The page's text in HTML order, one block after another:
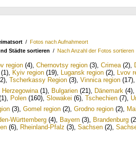
/ Fotos nach Aufnahmeort
Städte sortieren / Nach Anzahl der Fotos sortieren
region (4), Chernovtsy region (3), Crimea(2),
(1), Kyiv region (19), Lugansk region (2), Lvov
, Tscherkassy Region (3), Vinnica region (17)
Herzegowina(1), Bulgarien (21), Dänemark (4),
, Polen (160), Slowakei (6), Tschechien (7),
(3), Gomel region (2), Grodno region (2),
Württemberg (4), Bayern (3), Brandenburg
(6), Rheinland-Pfalz (3), Sachsen (2),